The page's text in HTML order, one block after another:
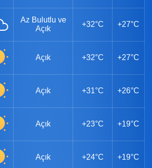
Az Bulutlu ve
Açık
+32°C +27°C
Açık +32°C +27°C
Açık +31°C +26°C
Açık +23°C +19°C
Açık +24°C +19°C